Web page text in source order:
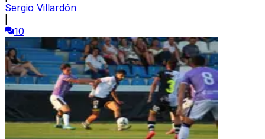
Sergio Villardón
10